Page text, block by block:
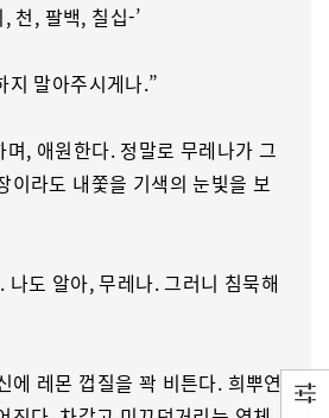
천, 팔백, 칠십-’
지 말아주시게나.”
며, 애원한다. 정말로 무레나가 그
이라도 내쫓을 기색의 눈빛을 보
나도 알아, 무레나. 그러니 침묵해
에 레몬 껍질을 꽉 비튼다. 희뿌연